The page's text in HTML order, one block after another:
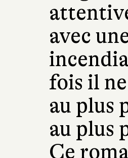
avec
fois il
au plus
au plus
Ce